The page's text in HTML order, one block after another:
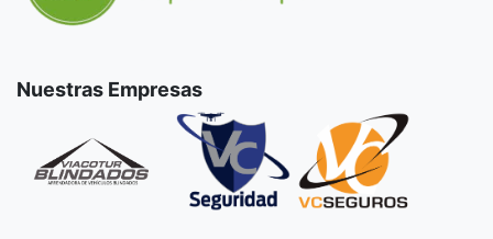
Nuestras Empresas